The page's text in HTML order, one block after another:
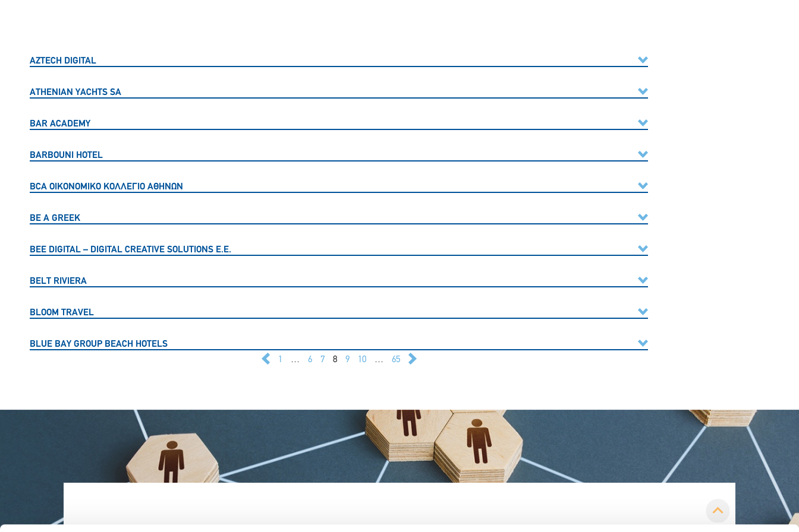
AZTECH DIGITAL
AΤΗΕΝΙΑΝ ΥΑCHTS SA
BAR ACADEMY
BARBOUNI HOTEL
BCA ΟΙΚΟΝΟΜΙΚΟ ΚΟΛΛΕΓΙΟ ΑΘΗΝΩΝ
BE A GREEK
BEE DIGITAL – DIGITAL CREATIVE SOLUTIONS Ε.Ε.
BELT RIVIERA
BLOOM TRAVEL
BLUE BAY GROUP BEACH HOTELS
1
… 6 7 8 9 10 … 65